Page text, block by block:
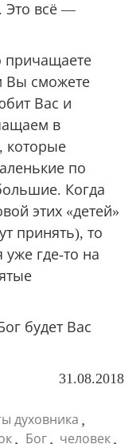
Это всё —
причащаете
Вы сможете
Вас и
в
которые
по
Когда
этих «детей»
принять), то
где-то на
будет Вас
31.08.2018
духовника ,
, Бог , человек ,